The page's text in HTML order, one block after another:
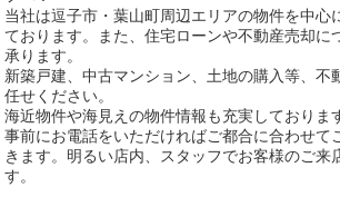
当社は逗子市・葉山町周辺エリアの物件を中心
ております。また、住宅ローンや不動産売却に
承ります。
新築戸建、中古マンション、土地の購入等、不
任せください。
海近物件や海見えの物件情報も充実しておりま
事前にお電話をいただければご都合に合わせて
きます。明るい店内、スタッフでお客様のご来
す。